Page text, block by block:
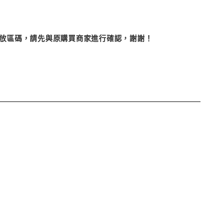
碼，請先與原購買商家進行確認，謝謝！